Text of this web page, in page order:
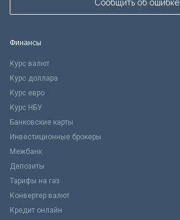
Сообщить об ошибке
Финансы
Курс валют
Курс доллара
Курс евро
Курс НБУ
Банковские карты
Инвестиционные брокеры
Межбанк
Депозиты
Тарифы на газ
Конвертер валют
Кредит онлайн